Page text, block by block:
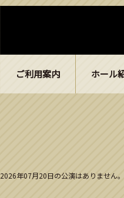
ご利用案内 ホール
2026年07月20日の公演はありません。